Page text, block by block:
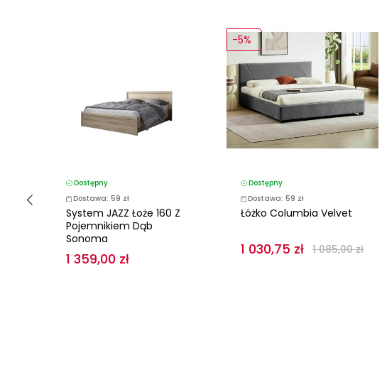
Dostępny
Dostawa: 59 zł
System JAZZ Łoże 160 Z
Pojemnikiem Dąb
Sonoma
1 359,00 zł
Dostępny
Dostawa: 59 zł
Łóżko Columbia Velvet
1 030,75 zł 1 085,00 zł
-5%